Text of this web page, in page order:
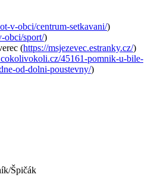
v-obci/centrum-setkavani/)
obci/sport/)
(https://msjezevec.estranky.cz/)
45161-pomnik-u-bile-
od-dolni-poustevny/)
Špičák